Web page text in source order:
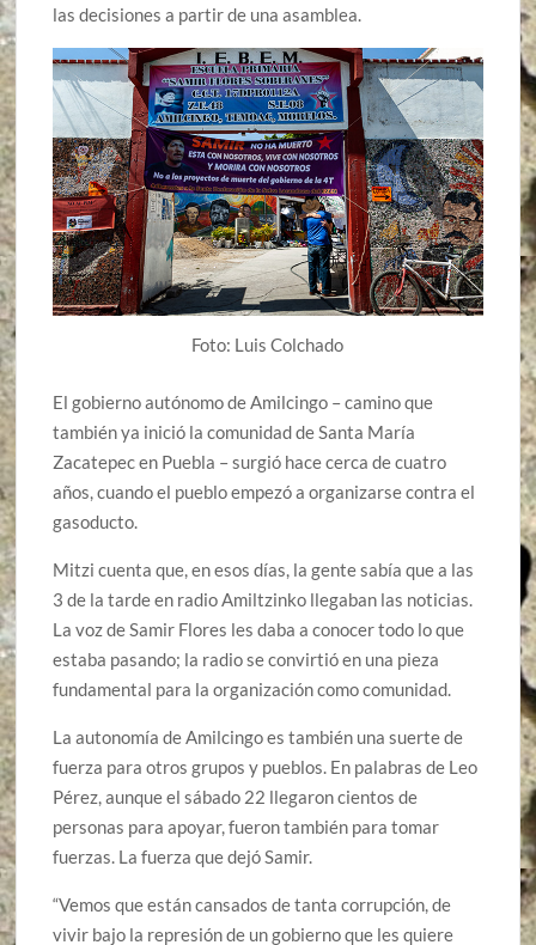
las decisiones a partir de una asamblea.
Foto: Luis Colchado
El gobierno autónomo de Amilcingo – camino que
también ya inició la comunidad de Santa María
Zacatepec en Puebla – surgió hace cerca de cuatro
años, cuando el pueblo empezó a organizarse contra el
gasoducto.
Mitzi cuenta que, en esos días, la gente sabía que a las
3 de la tarde en radio Amiltzinko llegaban las noticias.
La voz de Samir Flores les daba a conocer todo lo que
estaba pasando; la radio se convirtió en una pieza
fundamental para la organización como comunidad.
La autonomía de Amilcingo es también una suerte de
fuerza para otros grupos y pueblos. En palabras de Leo
Pérez, aunque el sábado 22 llegaron cientos de
personas para apoyar, fueron también para tomar
fuerzas. La fuerza que dejó Samir.
“Vemos que están cansados de tanta corrupción, de
vivir bajo la represión de un gobierno que les quiere